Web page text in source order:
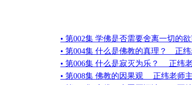
• 第002集 学佛是否需要舍离一切的
• 第004集 什么是佛教的真理？ 正
• 第006集 什么是寂灭为乐？ 正纬
• 第008集 佛教的因果观 正纬老师